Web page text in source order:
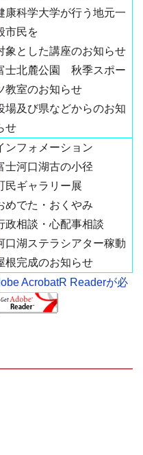
康科学大学が行う地元一
市民を
象とした講座のお知らせ
士北麓公園 秋季スポー
教室のお知らせ
場及び県などからのお知
せ
ンフォメーション
士河口湖古の小径
民ギャラリー展
めでた・おくやみ
政相談・心配事相談
口湖ステラシアター稼動
根完成のお知らせ
AcrobatR Readerが必